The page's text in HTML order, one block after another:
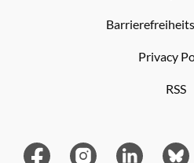
Privacy
RSS